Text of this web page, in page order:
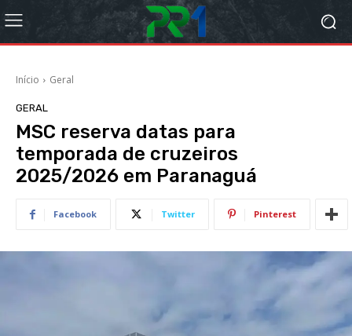
Início Geral
GERAL
MSC reserva datas para
temporada de cruzeiros
2025/2026 em Paranaguá
Facebook Twitter Pinterest